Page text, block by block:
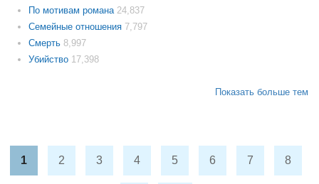
По мотивам романа 24,837
Семейные отношения 7,797
Смерть 8,997
Убийство 17,398
Показать больше тем
1 2 3 4 5 6 7 8